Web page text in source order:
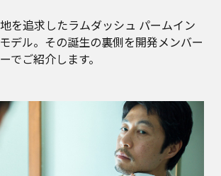
を追求したラムダッシュ パームイン
デル。その誕生の裏側を開発メンバー
でご紹介します。